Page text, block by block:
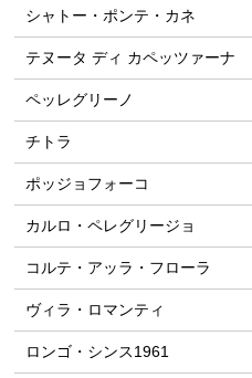
シャトー・ポンテ・カネ
テヌータ ディ カペッツァーナ
ペッレグリーノ
チトラ
ポッジョフォーコ
カルロ・ペレグリージョ
コルテ・アッラ・フローラ
ヴィラ・ロマンティ
ロンゴ・シンス1961